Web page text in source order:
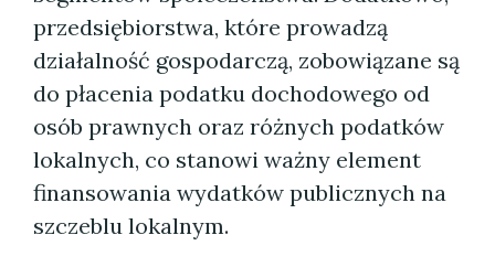
przedsiębiorstwa, które prowadzą
działalność gospodarczą, zobowiązane są
do płacenia podatku dochodowego od
osób prawnych oraz różnych podatków
lokalnych, co stanowi ważny element
finansowania wydatków publicznych na
szczeblu lokalnym.